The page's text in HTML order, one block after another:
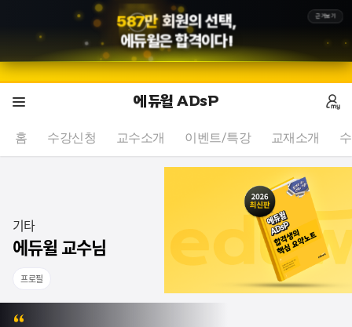
587만 회원의 선택,
에듀윌은 합격이다!
근거보기
에듀윌 ADsP
홈 수강신청 교수소개 이벤트/특강 교재소개
기타
에듀윌 교수님
프로필